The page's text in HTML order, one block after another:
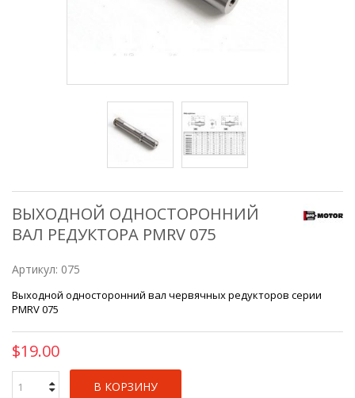
ВЫХОДНОЙ ОДНОСТОРОННИЙ
ВАЛ РЕДУКТОРА PMRV 075
Артикул: 075
Выходной односторонний вал червячных редукторов серии
PMRV 075
$19.00
В КОРЗИНУ